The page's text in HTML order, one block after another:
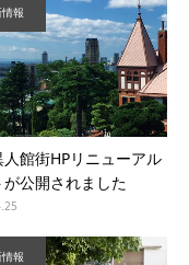
報
館街HPリニューアル
公開されました
報